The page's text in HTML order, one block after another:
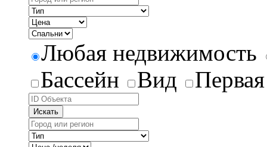
Любая недвижимость
Бассейн
Вид
Искать